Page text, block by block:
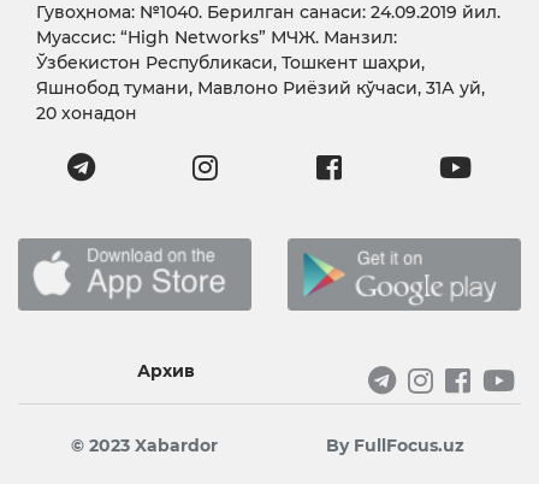
Гувоҳнома: №1040. Берилган санаси: 24.09.2019 йил.
Муассис: “High Networks” МЧЖ. Манзил:
Ўзбекистон Республикаси, Тошкент шаҳри,
Яшнобод тумани, Мавлоно Риёзий кўчаси, 31А уй,
20 хонадон
Архив
© 2023 Xabardor By FullFocus.uz